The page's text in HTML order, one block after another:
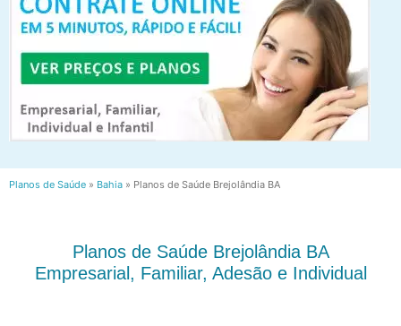
Planos de Saúde » Bahia » Planos de Saúde Brejolândia BA
Planos de Saúde Brejolândia BA
Empresarial, Familiar, Adesão e Individual